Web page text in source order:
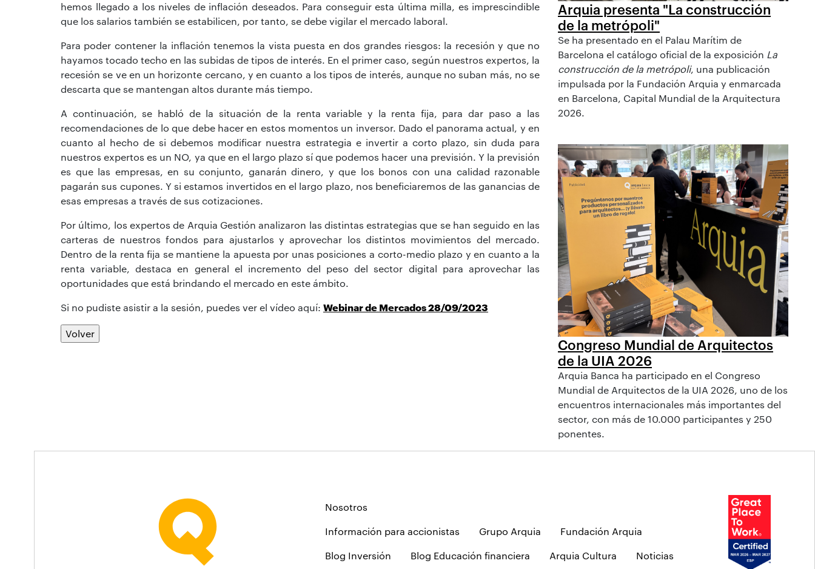
hemos llegado a los niveles de inflación deseados. Para conseguir esta última milla, es imprescindible
que los salarios también se estabilicen, por tanto, se debe vigilar el mercado laboral.
Para poder contener la inflación tenemos la vista puesta en dos grandes riesgos: la recesión y que no
hayamos tocado techo en las subidas de tipos de interés. En el primer caso, según nuestros expertos, la
recesión se ve en un horizonte cercano, y en cuanto a los tipos de interés, aunque no suban más, no se
descarta que se mantengan altos durante más tiempo.
A continuación, se habló de la situación de la renta variable y la renta fija, para dar paso a las
recomendaciones de lo que debe hacer en estos momentos un inversor. Dado el panorama actual, y en
cuanto al hecho de si debemos modificar nuestra estrategia e invertir a corto plazo, sin duda para
nuestros expertos es un NO, ya que en el largo plazo sí que podemos hacer una previsión. Y la previsión
es que las empresas, en su conjunto, ganarán dinero, y que los bonos con una calidad razonable
pagarán sus cupones. Y si estamos invertidos en el largo plazo, nos beneficiaremos de las ganancias de
esas empresas a través de sus cotizaciones.
Por último, los expertos de Arquia Gestión analizaron las distintas estrategias que se han seguido en las
carteras de nuestros fondos para ajustarlos y aprovechar los distintos movimientos del mercado.
Dentro de la renta fija se mantiene la apuesta por unas posiciones a corto-medio plazo y en cuanto a la
renta variable, destaca en general el incremento del peso del sector digital para aprovechar las
oportunidades que está brindando el mercado en este ámbito.
Si no pudiste asistir a la sesión, puedes ver el vídeo aquí: Webinar de Mercados 28/09/2023
Volver
Arquia presenta "La construcción
de la metrópoli"
Se ha presentado en el Palau Marítim de
Barcelona el catálogo oficial de la exposición La
construcción de la metrópoli, una publicación
impulsada por la Fundación Arquia y enmarcada
en Barcelona, Capital Mundial de la Arquitectura
2026.
Congreso Mundial de Arquitectos
de la UIA 2026
Arquia Banca ha participado en el Congreso
Mundial de Arquitectos de la UIA 2026, uno de los
encuentros internacionales más importantes del
sector, con más de 10.000 participantes y 250
ponentes.
Nosotros
Información para accionistas Grupo Arquia Fundación Arquia
Blog Inversión Blog Educación financiera Arquia Cultura Noticias